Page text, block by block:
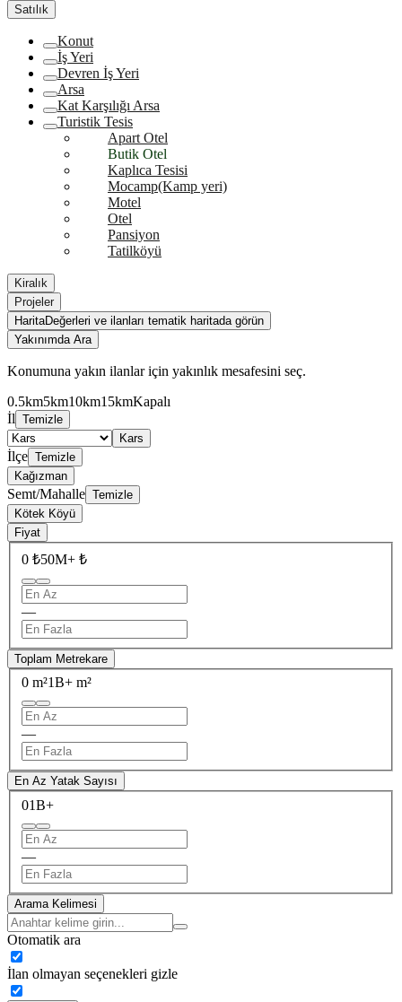
Satılık
Konut
İş Yeri
Devren İş Yeri
Arsa
Kat Karşılığı Arsa
Turistik Tesis
Apart Otel
Butik Otel
Kaplıca Tesisi
Mocamp(Kamp yeri)
Motel
Otel
Pansiyon
Tatilköyü
Kiralık
Projeler
HaritaDeğerleri ve ilanları tematik haritada görün
Yakınımda Ara
Konumuna yakın ilanlar için yakınlık mesafesini seç.
0.5km5km10km15kmKapalı
İl Temizle
Kars
İlçe Temizle
Kağızman
Semt/Mahalle Temizle
Kötek Köyü
Fiyat
0 ₺50M+ ₺
—
Toplam Metrekare
0 m²1B+ m²
—
En Az Yatak Sayısı
01B+
—
Arama Kelimesi
Otomatik ara
İlan olmayan seçenekleri gizle